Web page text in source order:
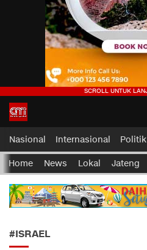
CMI News
Berani, Integritas dan Loyalitas
Nasional Internasional Politik
Home News Lokal Jateng
#ISRAEL